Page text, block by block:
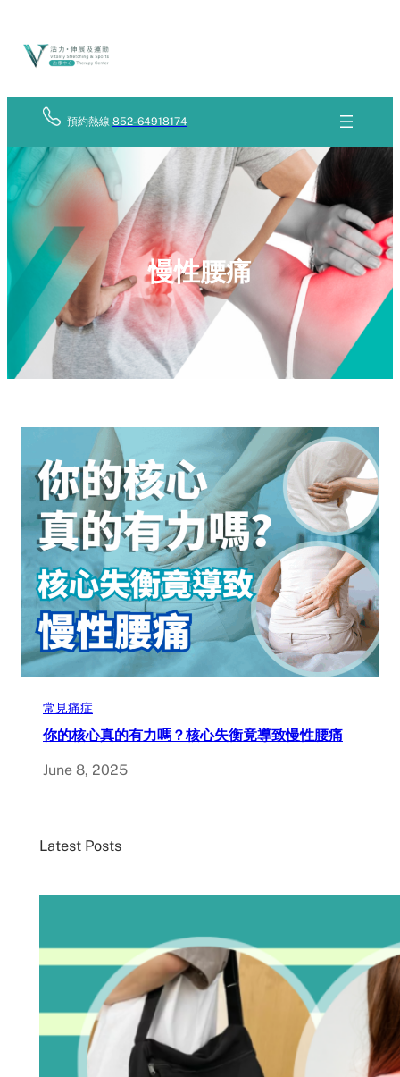
content
預約熱線852-64918174
慢性腰痛
常見痛症
你的核心真的有力嗎？核心失衡竟導致慢性腰痛
June 8, 2025
Latest Posts